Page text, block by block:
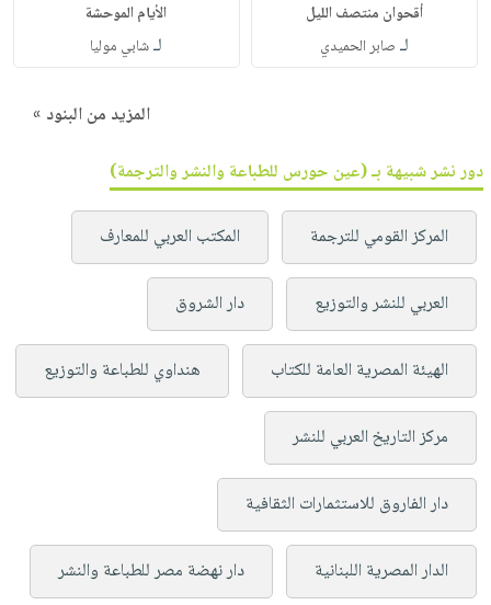
أقحوان منتصف الليل
لـ صابر الحميدي
الأيام الموحشة
لـشابي موليا
المزيد من البنود »
دور نشر شبيهة بـ (عين حورس للطباعة والنشر والترجمة)
المركز القومي للترجمة المكتب العربي للمعارف
العربي للنشر والتوزيع دار الشروق
الهيئة المصرية العامة للكتاب هنداوي للطباعة والتوزيع
مركز التاريخ العربي للنشر
دار الفاروق للاستثمارات الثقافية
الدار المصرية اللبنانية دار نهضة مصر للطباعة والنشر